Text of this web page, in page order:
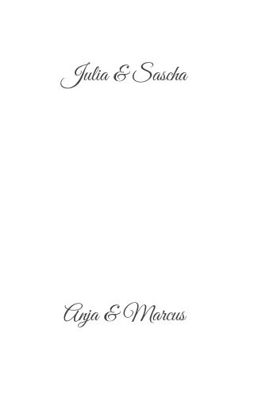
Julia & Sascha
Anja & Marcus